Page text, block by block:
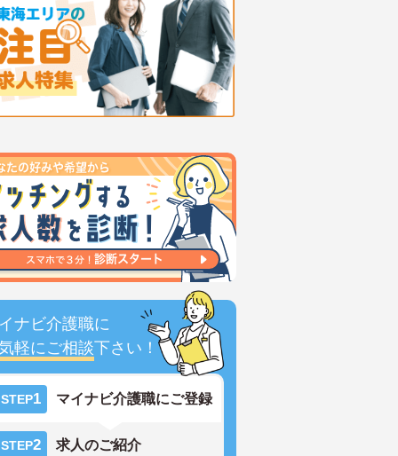
ナビ介護職に
軽にご相談下さい！
STEP1 マイナビ介護職にご登録
STEP2 求人のご紹介